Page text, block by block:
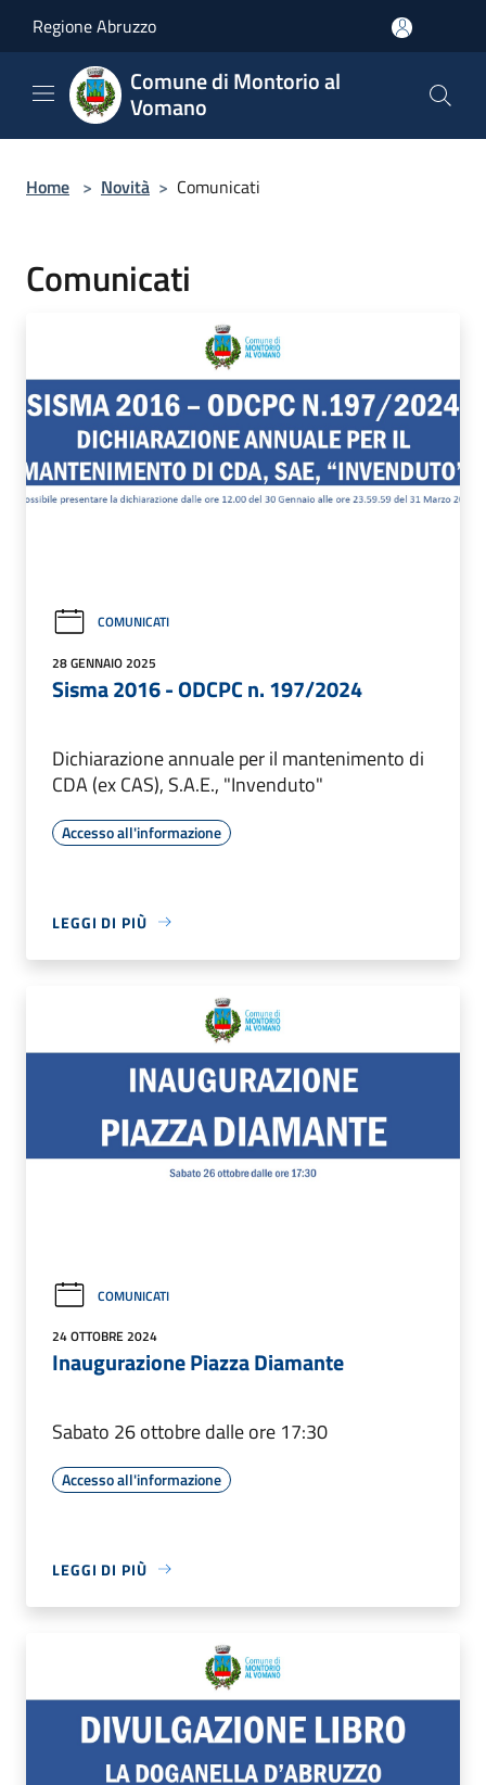
Regione Abruzzo
Comune di Montorio al
Vomano
Home > Novità > Comunicati
Comunicati
COMUNICATI
28 GENNAIO 2025
Sisma 2016 - ODCPC n. 197/2024
Dichiarazione annuale per il mantenimento di
CDA (ex CAS), S.A.E., "Invenduto"
Accesso all'informazione
LEGGI DI PIÙ
COMUNICATI
24 OTTOBRE 2024
Inaugurazione Piazza Diamante
Sabato 26 ottobre dalle ore 17:30
Accesso all'informazione
LEGGI DI PIÙ